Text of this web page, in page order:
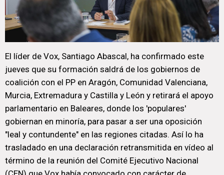
El líder de Vox, Santiago Abascal, ha confirmado este
jueves que su formación saldrá de los gobiernos de
coalición con el PP en Aragón, Comunidad Valenciana,
Murcia, Extremadura y Castilla y León y retirará el apoyo
parlamentario en Baleares, donde los 'populares'
gobiernan en minoría, para pasar a ser una oposición
"leal y contundente" en las regiones citadas. Así lo ha
trasladado en una declaración retransmitida en vídeo al
término de la reunión del Comité Ejecutivo Nacional